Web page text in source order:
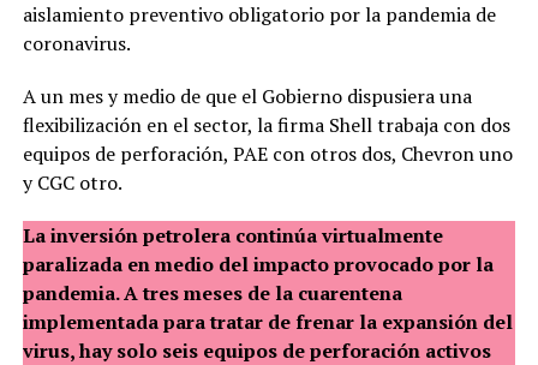
aislamiento preventivo obligatorio por la pandemia de
coronavirus.
A un mes y medio de que el Gobierno dispusiera una
flexibilización en el sector, la firma Shell trabaja con dos
equipos de perforación, PAE con otros dos, Chevron uno
y CGC otro.
La inversión petrolera continúa virtualmente
paralizada en medio del impacto provocado por la
pandemia. A tres meses de la cuarentena
implementada para tratar de frenar la expansión del
virus, hay solo seis equipos de perforación activos